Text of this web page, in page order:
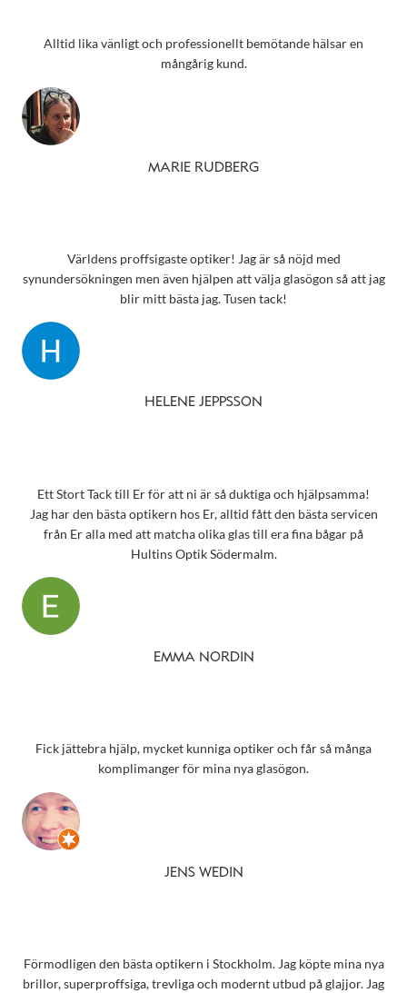
Alltid lika vänligt och professionellt bemötande hälsar en
mångårig kund.
MARIE RUDBERG
Världens proffsigaste optiker! Jag är så nöjd med
synundersökningen men även hjälpen att välja glasögon så att jag
blir mitt bästa jag. Tusen tack!
HELENE JEPPSSON
Ett Stort Tack till Er för att ni är så duktiga och hjälpsamma!
Jag har den bästa optikern hos Er, alltid fått den bästa servicen
från Er alla med att matcha olika glas till era fina bågar på
Hultins Optik Södermalm.
EMMA NORDIN
Fick jättebra hjälp, mycket kunniga optiker och får så många
komplimanger för mina nya glasögon.
JENS WEDIN
Förmodligen den bästa optikern i Stockholm. Jag köpte mina nya
brillor, superproffsiga, trevliga och modernt utbud på glajjor. Jag